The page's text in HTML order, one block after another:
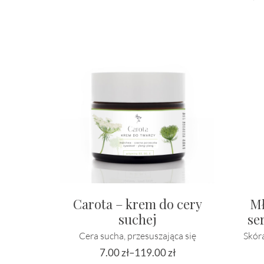
Carota – krem do cery
suchej
Cera sucha, przesuszająca się
7.00zł–119.00zł